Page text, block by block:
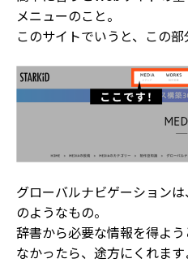
メニューのこと。
このサイトでいうと、この部
グローバルナビゲーション
のようなもの。
辞書から必要な情報を得よ
なかったら、途方にくれます